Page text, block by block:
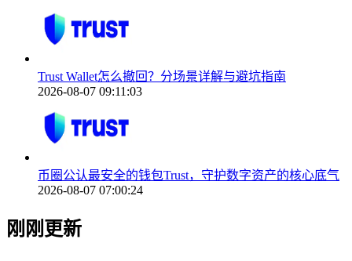
Trust Wallet怎么撤回？分场景详解与避坑指南
2026-08-07 09:11:03
币圈公认最安全的钱包Trust，守护数字资产的核心底气
2026-08-07 07:00:24
刚刚更新